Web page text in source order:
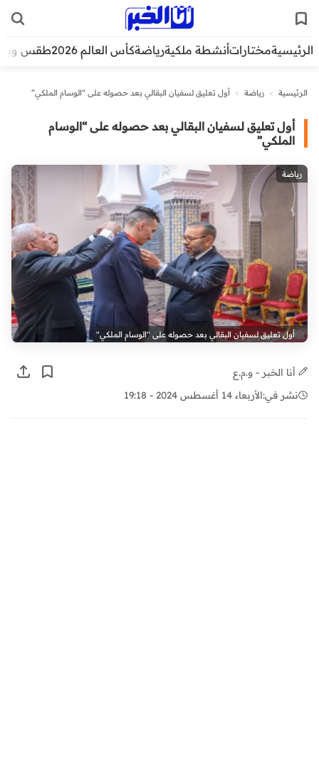
الرئيسيةمختاراتأنشطة ملكيةرياضةكأس العالم 2026 طقس
الرئيسية > رياضة > أول تعليق لسفيان البقالي بعد حصوله على “الوسام الملكي”
أول تعليق لسفيان البقالي بعد حصوله على “الوسام
الملكي”
رياضة
أول تعليق لسفيان البقالي بعد حصوله على "الوسام الملكي"
أنا الخبر - و.م.ع
نشر في:الأربعاء 14 أغسطس 2024 - 19:18